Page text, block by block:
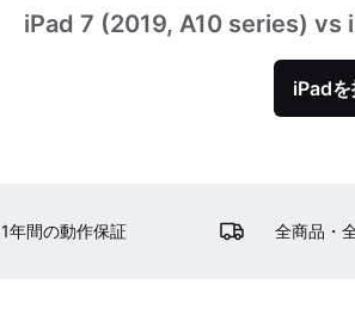
iPad 7 (2019, A10 series) vs
iPad
1年間の動作保証 全商品・